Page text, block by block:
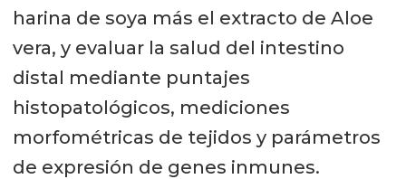
harina de soya más el extracto de Aloe
vera, y evaluar la salud del intestino
distal mediante puntajes
histopatológicos, mediciones
morfométricas de tejidos y parámetros
de expresión de genes inmunes.